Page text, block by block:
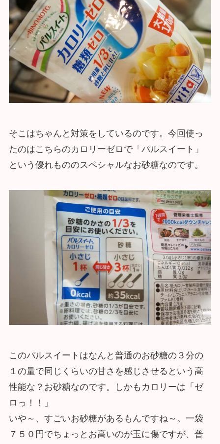
そこはちゃんと対策をしているのです。今回使っ
たのはこちらのカロリーゼロで「パルスイート」
という優れもののスペシャルなお砂糖なのです。
このパルスイートはなんと普通のお砂糖の３分の
１の量で同じくらいの甘さを感じさせるという高
性能な？お砂糖なのです。しかもカロリーは「ゼ
ロっ！！」
いや～、すごいお砂糖があるもんですね～。一袋
７５０円でちょっとお高いのが玉に傷ですが、普